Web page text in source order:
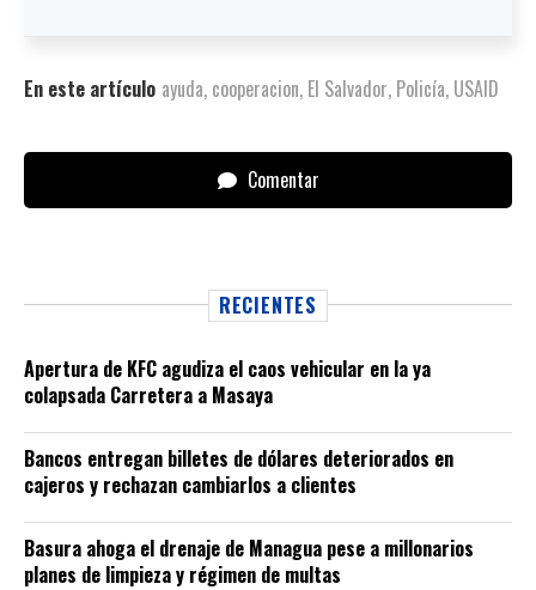
En este artículo ayuda, cooperacion, El Salvador, Policía, USAID
Comentar
RECIENTES
Apertura de KFC agudiza el caos vehicular en la ya
colapsada Carretera a Masaya
Bancos entregan billetes de dólares deteriorados en
cajeros y rechazan cambiarlos a clientes
Basura ahoga el drenaje de Managua pese a millonarios
planes de limpieza y régimen de multas